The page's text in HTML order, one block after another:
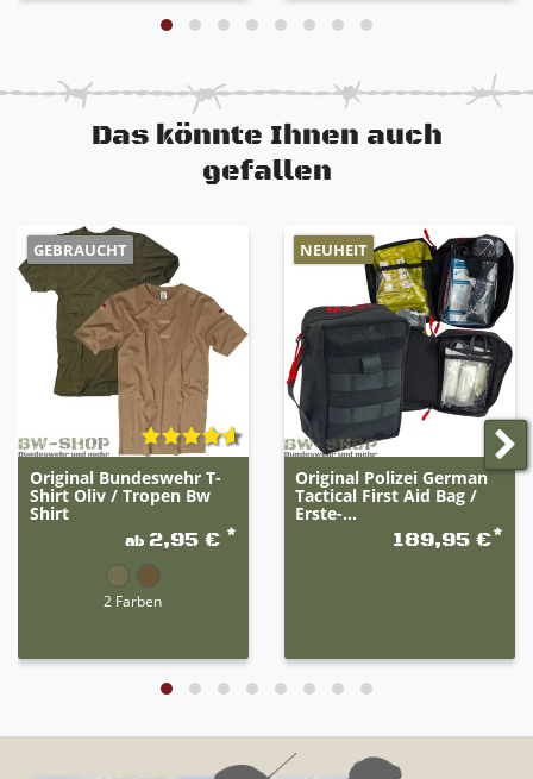
Das könnte Ihnen auch
gefallen
GEBRAUCHT
Original Bundeswehr T-
Shirt Oliv / Tropen Bw
Shirt
ab 2,95 € *
2 Farben
NEUHEIT
Original Polizei German
Tactical First Aid Bag /
Erste-...
189,95 €*